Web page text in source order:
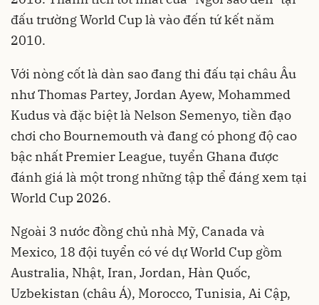
đấu trường World Cup là vào đến tứ kết năm
2010.
Với nòng cốt là dàn sao đang thi đấu tại châu Âu
như Thomas Partey, Jordan Ayew, Mohammed
Kudus và đặc biệt là Nelson Semenyo, tiền đạo
chơi cho Bournemouth và đang có phong độ cao
bậc nhất Premier League, tuyển Ghana được
đánh giá là một trong những tập thể đáng xem tại
World Cup 2026.
Ngoài 3 nước đồng chủ nhà Mỹ, Canada và
Mexico, 18 đội tuyển có vé dự World Cup gồm
Australia, Nhật, Iran, Jordan, Hàn Quốc,
Uzbekistan (châu Á), Morocco, Tunisia, Ai Cập,